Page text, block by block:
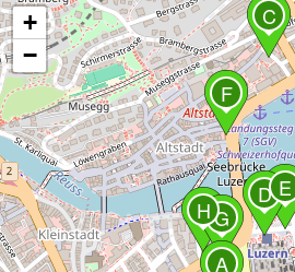
A
C
D E
F
G
H
+
−